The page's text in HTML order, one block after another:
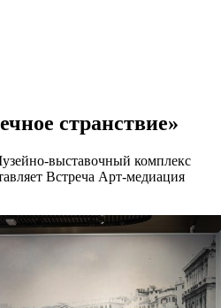
странствие»
выставочный комплекс
Встреча Арт-медиация